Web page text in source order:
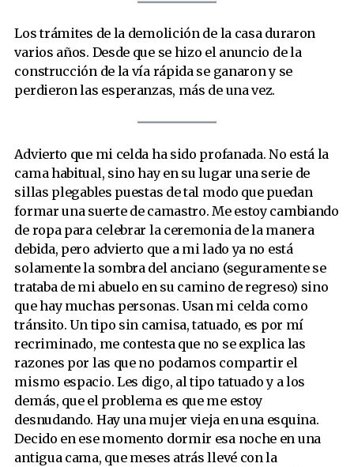
Los trámites de la demolición de la casa duraron
varios años. Desde que se hizo el anuncio de la
construcción de la vía rápida se ganaron y se
perdieron las esperanzas, más de una vez.
Advierto que mi celda ha sido profanada. No está la
cama habitual, sino hay en su lugar una serie de
sillas plegables puestas de tal modo que puedan
formar una suerte de camastro. Me estoy cambiando
de ropa para celebrar la ceremonia de la manera
debida, pero advierto que a mi lado ya no está
solamente la sombra del anciano (seguramente se
trataba de mi abuelo en su camino de regreso) sino
que hay muchas personas. Usan mi celda como
tránsito. Un tipo sin camisa, tatuado, es por mí
recriminado, me contesta que no se explica las
razones por las que no podamos compartir el
mismo espacio. Les digo, al tipo tatuado y a los
demás, que el problema es que me estoy
desnudando. Hay una mujer vieja en una esquina.
Decido en ese momento dormir esa noche en una
antigua cama, que meses atrás llevé con la